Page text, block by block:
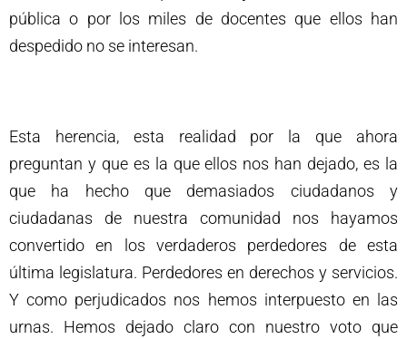
pública o por los miles de docentes que ellos han
despedido no se interesan.
Esta herencia, esta realidad por la que ahora
preguntan y que es la que ellos nos han dejado, es la
que ha hecho que demasiados ciudadanos y
ciudadanas de nuestra comunidad nos hayamos
convertido en los verdaderos perdedores de esta
última legislatura. Perdedores en derechos y servicios.
Y como perjudicados nos hemos interpuesto en las
urnas. Hemos dejado claro con nuestro voto que